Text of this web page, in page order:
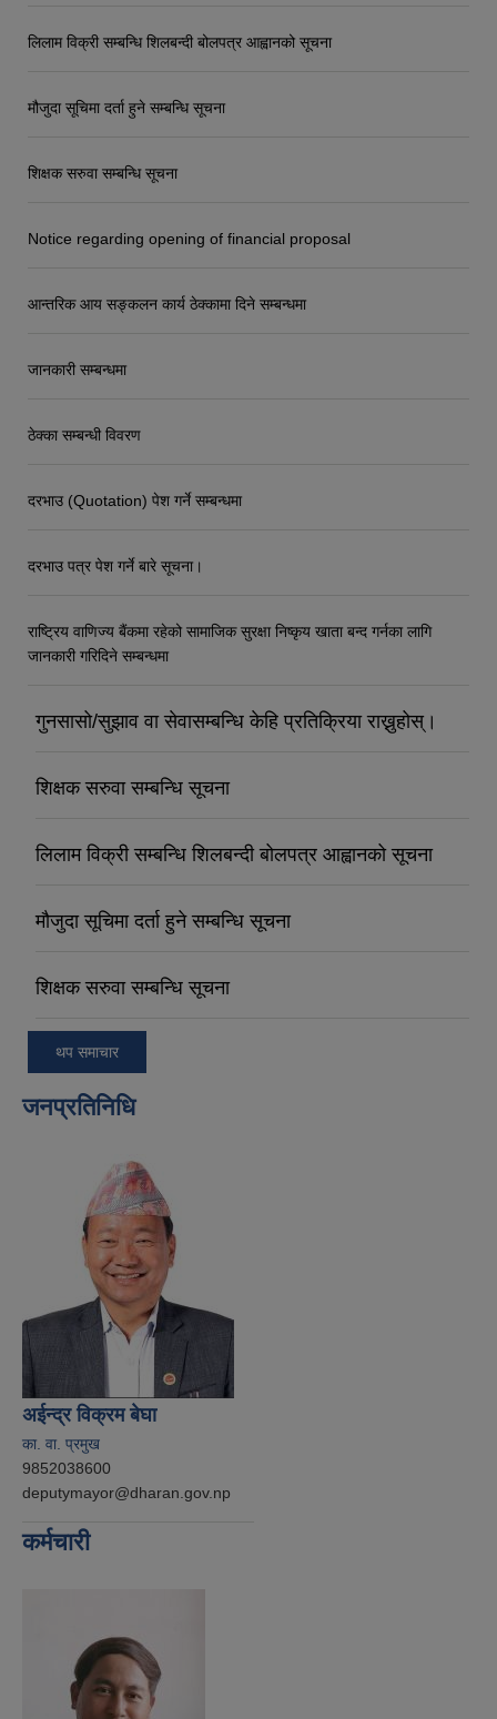
लिलाम विक्री सम्बन्धि शिलबन्दी बोलपत्र आह्वानको सूचना
मौजुदा सूचिमा दर्ता हुने सम्बन्धि सूचना
शिक्षक सरुवा सम्बन्धि सूचना
Notice regarding opening of financial proposal
आन्तरिक आय सङ्कलन कार्य ठेक्कामा दिने सम्बन्धमा
जानकारी सम्बन्धमा
ठेक्का सम्बन्धी विवरण
दरभाउ (Quotation) पेश गर्ने सम्बन्धमा
दरभाउ पत्र पेश गर्ने बारे सूचना।
राष्ट्रिय वाणिज्य बैंकमा रहेको सामाजिक सुरक्षा निष्कृय खाता बन्द गर्नका लागि
जानकारी गरिदिने सम्बन्धमा
गुनसासो/सुझाव वा सेवासम्बन्धि केहि प्रतिक्रिया राख्नुहोस्।
शिक्षक सरुवा सम्बन्धि सूचना
लिलाम विक्री सम्बन्धि शिलबन्दी बोलपत्र आह्वानको सूचना
मौजुदा सूचिमा दर्ता हुने सम्बन्धि सूचना
शिक्षक सरुवा सम्बन्धि सूचना
थप समाचार
जनप्रतिनिधि
अईन्द्र विक्रम बेघा
का. वा. प्रमुख
9852038600
deputymayor@dharan.gov.np
कर्मचारी